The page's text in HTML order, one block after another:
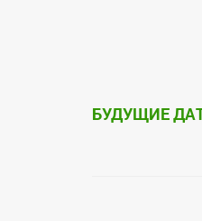
БУДУЩИЕ